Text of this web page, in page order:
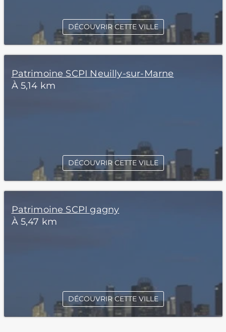
DÉCOUVRIR CETTE VILLE
Patrimoine SCPI Neuilly-sur-Marne
À 5,14 km
DÉCOUVRIR CETTE VILLE
Patrimoine SCPI gagny
À 5,47 km
DÉCOUVRIR CETTE VILLE